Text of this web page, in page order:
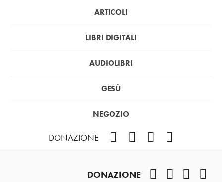
ARTICOLI
LIBRI DIGITALI
AUDIOLIBRI
GESÙ
NEGOZIO
DONAZIONE
DONAZIONE